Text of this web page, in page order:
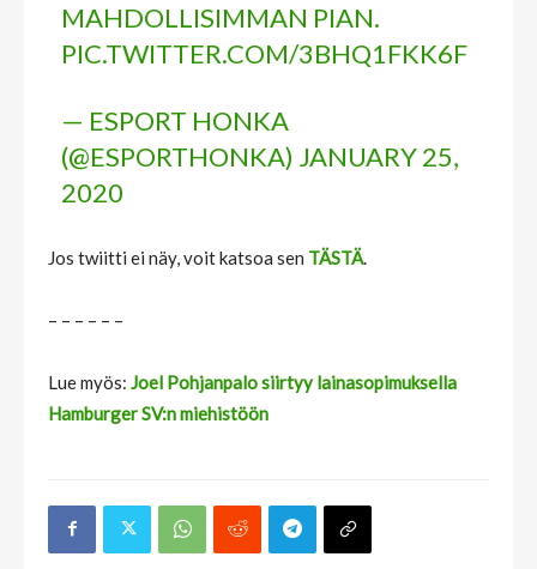
MAHDOLLISIMMAN PIAN.
PIC.TWITTER.COM/3BHQ1FKK6F
— ESPORT HONKA
(@ESPORTHONKA) JANUARY 25,
2020
Jos twiitti ei näy, voit katsoa sen TÄSTÄ.
– – – – – –
Lue myös: Joel Pohjanpalo siirtyy lainasopimuksella
Hamburger SV:n miehistöön